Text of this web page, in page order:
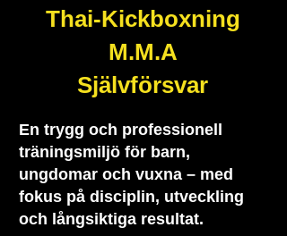
Thai-Kickboxning
M.M.A
Självförsvar
En trygg och professionell
träningsmiljö för barn,
ungdomar och vuxna – med
fokus på disciplin, utveckling
och långsiktiga resultat.